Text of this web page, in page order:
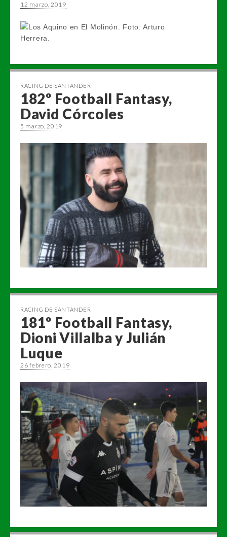
12 marzo, 2019
RACING DE SANTANDER
182º Football Fantasy,
David Córcoles
5 marzo, 2019
RACING DE SANTANDER
181º Football Fantasy,
Dioni Villalba y Julián
Luque
26 febrero, 2019